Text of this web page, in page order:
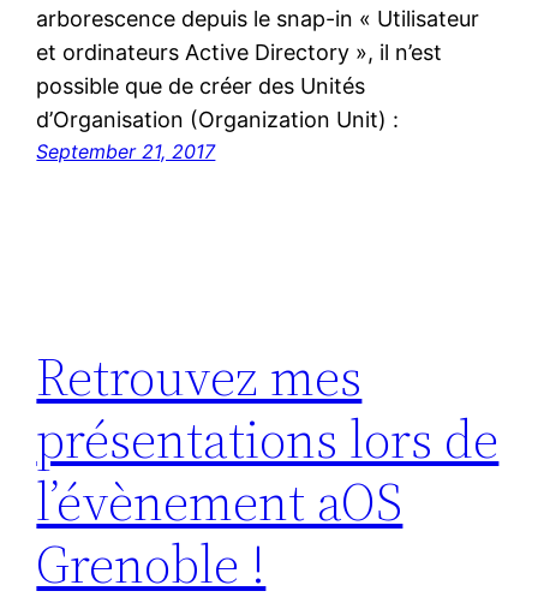
arborescence depuis le snap-in « Utilisateur
et ordinateurs Active Directory », il n’est
possible que de créer des Unités
d’Organisation (Organization Unit) :
September 21, 2017
Retrouvez mes
présentations lors de
l’évènement aOS
Grenoble !